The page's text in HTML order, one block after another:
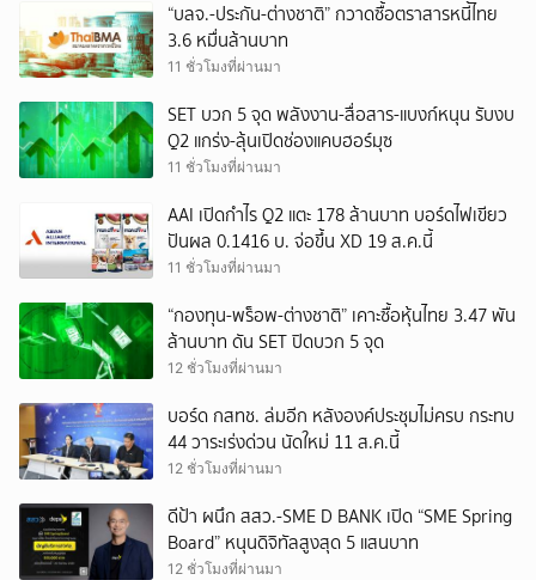
“บลจ.-ประกัน-ต่างชาติ” กวาดซื้อตราสารหนี้ไทย
3.6 หมื่นล้านบาท
11 ชั่วโมงที่ผ่านมา
SET บวก 5 จุด พลังงาน-สื่อสาร-แบงก์หนุน รับงบ
Q2 แกร่ง-ลุ้นเปิดช่องแคบฮอร์มุซ
11 ชั่วโมงที่ผ่านมา
AAI เปิดกำไร Q2 แตะ 178 ล้านบาท บอร์ดไฟเขียว
ปันผล 0.1416 บ. จ่อขึ้น XD 19 ส.ค.นี้
11 ชั่วโมงที่ผ่านมา
“กองทุน-พร็อพ-ต่างชาติ” เคาะซื้อหุ้นไทย 3.47 พัน
ล้านบาท ดัน SET ปิดบวก 5 จุด
12 ชั่วโมงที่ผ่านมา
บอร์ด กสทช. ล่มอีก หลังองค์ประชุมไม่ครบ กระทบ
44 วาระเร่งด่วน นัดใหม่ 11 ส.ค.นี้
12 ชั่วโมงที่ผ่านมา
ดีป้า ผนึก สสว.-SME D BANK เปิด “SME Spring
Board” หนุนดิจิทัลสูงสุด 5 แสนบาท
12 ชั่วโมงที่ผ่านมา